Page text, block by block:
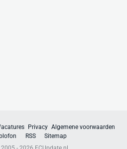
Privacy Algemene voorwaarden
RSS
Sitemap